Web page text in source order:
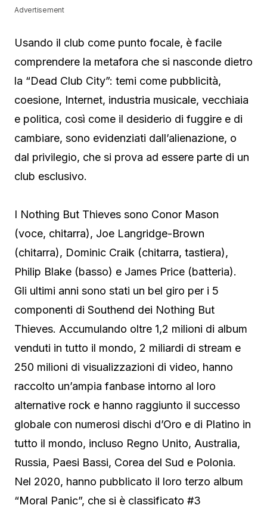
Advertisement
Usando il club come punto focale, è facile
comprendere la metafora che si nasconde dietro
la “Dead Club City”: temi come pubblicità,
coesione, Internet, industria musicale, vecchiaia
e politica, così come il desiderio di fuggire e di
cambiare, sono evidenziati dall’alienazione, o
dal privilegio, che si prova ad essere parte di un
club esclusivo.
I Nothing But Thieves sono Conor Mason
(voce, chitarra), Joe Langridge-Brown
(chitarra), Dominic Craik (chitarra, tastiera),
Philip Blake (basso) e James Price (batteria).
Gli ultimi anni sono stati un bel giro per i 5
componenti di Southend dei Nothing But
Thieves. Accumulando oltre 1,2 milioni di album
venduti in tutto il mondo, 2 miliardi di stream e
250 milioni di visualizzazioni di video, hanno
raccolto un’ampia fanbase intorno al loro
alternative rock e hanno raggiunto il successo
globale con numerosi dischi d’Oro e di Platino in
tutto il mondo, incluso Regno Unito, Australia,
Russia, Paesi Bassi, Corea del Sud e Polonia.
Nel 2020, hanno pubblicato il loro terzo album
“Moral Panic”, che si è classificato #3